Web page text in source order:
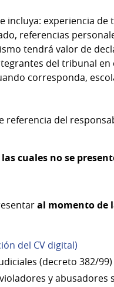
incluya: experiencia
referencias
tendrá valor de
del tribunal
corresponda,
referencia del
cuales no se
al momento de
del CV digital)
(decreto 382/99)
y abusadores